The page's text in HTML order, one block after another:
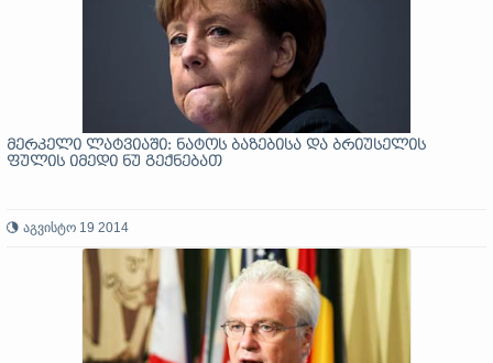
მერკელი ლატვიაში: ნატოს ბაზებისა და ბრიუსელის
ფულის იმედი ნუ გექნებათ
აგვისტო 19 2014